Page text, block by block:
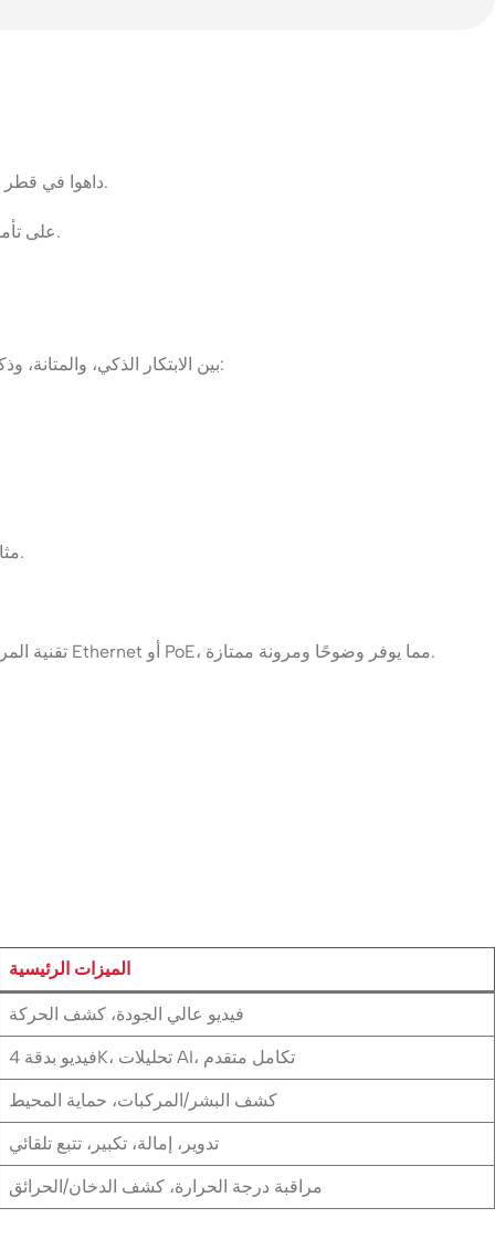
في قطر، الأمان والتكنولوجيا يسيران جنبًا إلى جنب. سواء كان منزلك، مكتبك، أو مبناك التجاري، توفر حلول كاميرات IP داهوا في قطر أفضل حماية متقدمة.
مع جودة صورة عالية، وتحليل مدعوم بالذكاء الاصطناعي، والمراقبة عن بُعد، تساعد كاميرات داهوا IP على تأمين ممتلكاتك على مدار الساعة بكل ثقة.
تجمع كاميرات داهوا IP بين الابتكار الذكي، والمتانة، وذكاء الشبكة لتقديم أداء مراقبة من الدرجة الأولى. إليك لماذا يتم الوثوق بها من قبل الشركات وأصحاب المنازل في قطر:
تعد كاميرات داهوا IP مثالية للفيلات، المكاتب، المستودعات، المدارس، المتاجر، ومواقع البناء — حيثما تكون الحاجة إلى حماية على مدار الساعة.
تستخدم كاميرات داهوا IP تقنية المراقبة عبر الشبكة. على عكس الأنظمة التناظرية التقليدية، تقوم هذه الكاميرات بنقل الفيديو عالي الدقة عبر اتصالات Ethernet أو PoE، مما يوفر وضوحًا ومرونة ممتازة.
الميزات الرئيسية
فيديو عالي الجودة، كشف الحركة
فيديو بدقة 4K، تحليلات AI، تكامل متقدم
كشف البشر/المركبات، حماية المحيط
تدوير، إمالة، تكبير، تتبع تلقائي
مراقبة درجة الحرارة، كشف الدخان/الحرائق